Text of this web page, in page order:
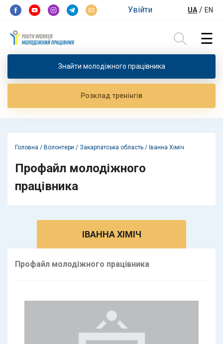
Перейти до контенту Увійти UA/ EN
Пошук: ☰
Знайти молодiжного працiвника
Розклад тренiнгiв
Головна / Волонтери / Закарпатська область / Іванна Хіміч
Профайл молодіжного
працівника
ІВАННА ХІМІЧ
Профайл молодіжного працівника